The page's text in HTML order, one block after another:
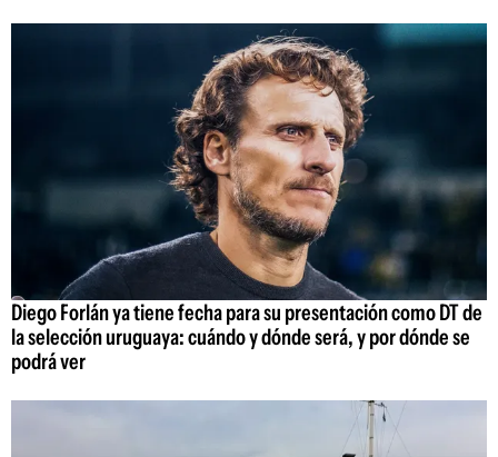
Diego Forlán ya tiene fecha para su presentación como DT de
la selección uruguaya: cuándo y dónde será, y por dónde se
podrá ver